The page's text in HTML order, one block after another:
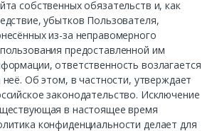
собственных обязательств и, как
убытков Пользователя,
из-за неправомерного
предоставленной им
ответственность возлагается
неё. Об этом, в частности, утверждает
законодательство. Исключение
в настоящее время
конфиденциальности делает для